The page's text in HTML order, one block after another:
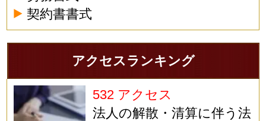
契約書書式
アクセスランキング
532 アクセス
法人の解散・清算に伴う法